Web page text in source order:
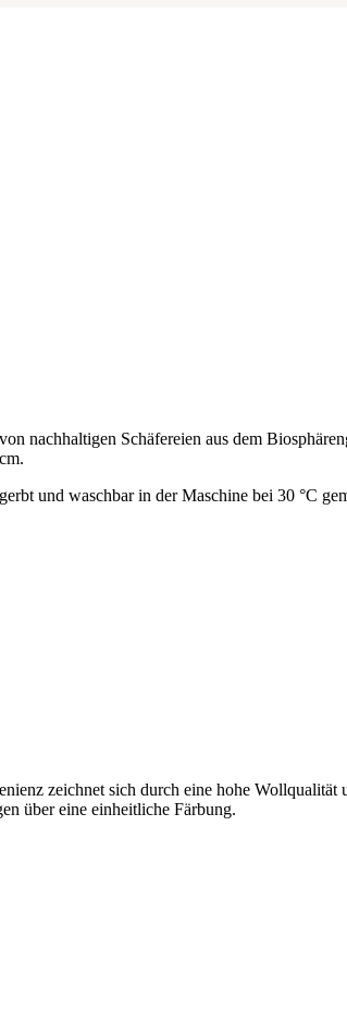
nachhaltigen Schäfereien aus dem
und waschbar in der Maschine bei 30 °C
zeichnet sich durch eine hohe
über eine einheitliche Färbung.